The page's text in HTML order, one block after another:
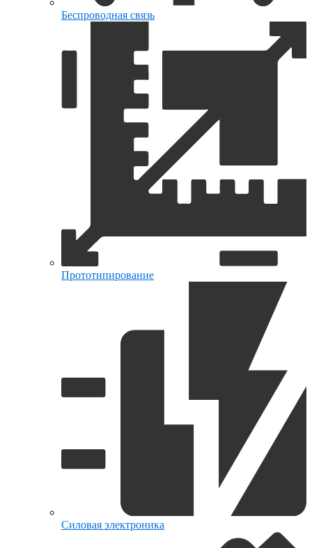
Беспроводная связь
Прототипирование
Силовая электроника